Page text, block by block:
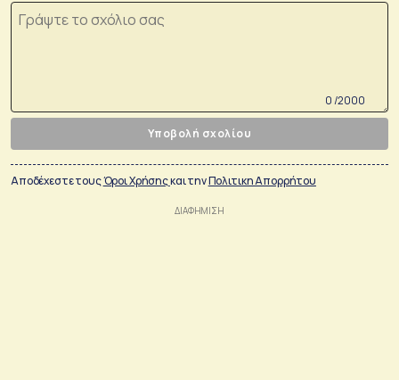
0 /2000
Υποβολή σχολίου
Αποδέχεστε τουςΌροι Χρήσηςκαι τηνΠολιτικη Απορρήτου